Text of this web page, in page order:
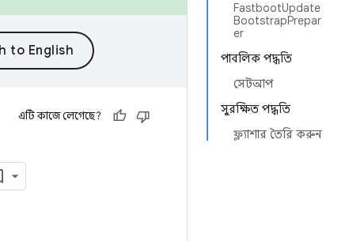
FastbootUpdate
BootstrapPrepar
er
পাবলিক পদ্ধতি
সেটআপ
সুরক্ষিত পদ্ধতি
ফ্ল্যাশার তৈরি করুন
এটি কাজে লেগেছে?